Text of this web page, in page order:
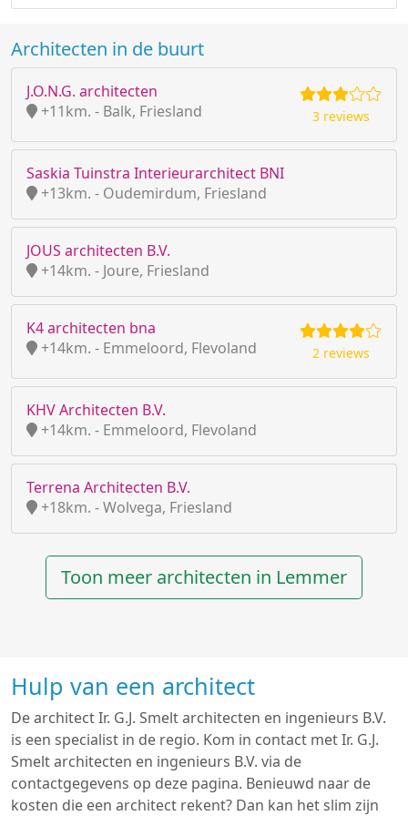
Architecten in de buurt
J.O.N.G. architecten
+11km. - Balk, Friesland
3 reviews
Saskia Tuinstra Interieurarchitect BNI
+13km. - Oudemirdum, Friesland
JOUS architecten B.V.
+14km. - Joure, Friesland
K4 architecten bna
+14km. - Emmeloord, Flevoland
2 reviews
KHV Architecten B.V.
+14km. - Emmeloord, Flevoland
Terrena Architecten B.V.
+18km. - Wolvega, Friesland
Toon meer architecten in Lemmer
Hulp van een architect
De architect Ir. G.J. Smelt architecten en ingenieurs B.V.
is een specialist in de regio. Kom in contact met Ir. G.J.
Smelt architecten en ingenieurs B.V. via de
contactgegevens op deze pagina. Benieuwd naar de
kosten die een architect rekent? Dan kan het slim zijn